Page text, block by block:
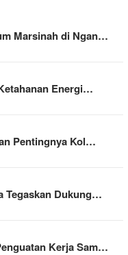
Marsinah di Ngan…
Energi…
Pentingnya Kol…
Tegaskan Dukung…
Kerja Sam…